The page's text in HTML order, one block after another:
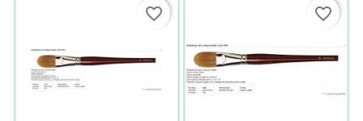
favorite_border favorite_border